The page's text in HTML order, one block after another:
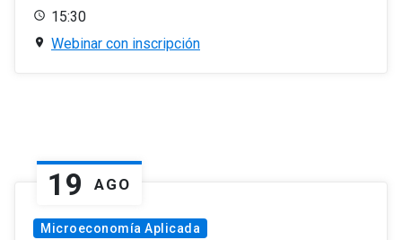
15:30
Webinar con inscripción
19 AGO
Microeconomía Aplicada